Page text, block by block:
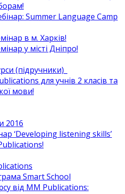
Summer Language Camp
в м. Харків!
у місті Дніпро!
(підручники)_
для учнів 2 класів та
мови!
2016
‘Developing listening skills’
Smart School
від MM Publications: